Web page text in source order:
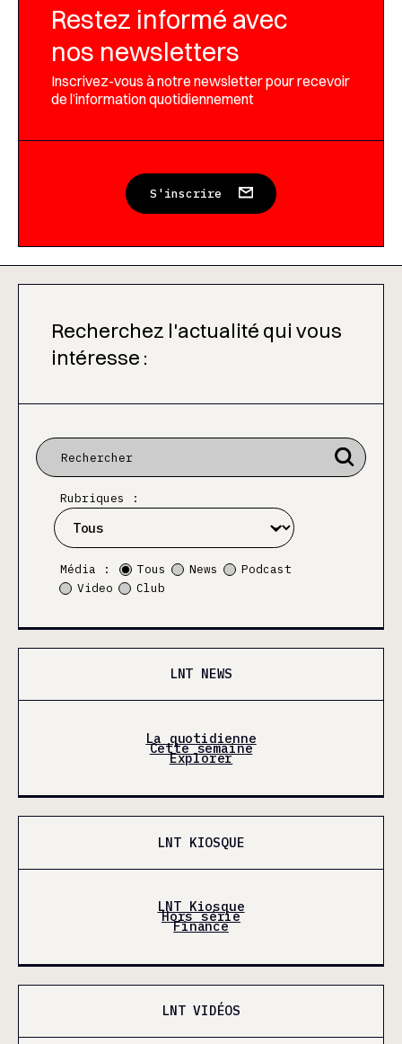
Restez informé avec
nos newsletters
Inscrivez-vous à notre newsletter pour recevoir
de l’information quotidiennement
S'inscrire
Recherchez l'actualité qui vous
intéresse :
Rubriques :
Média : Tous News
Podcast
Video
Club
LNT NEWS
La quotidienne
Cette semaine
Explorer
LNT KIOSQUE
LNT Kiosque
Hors série
Finance
LNT VIDÉOS